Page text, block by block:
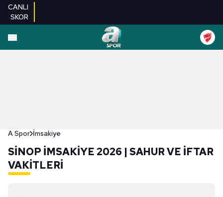
CANLI
SKOR
A Spor İmsakiye
SİNOP İMSAKIYE 2026 | SAHUR VE İFTAR
VAKITLERI